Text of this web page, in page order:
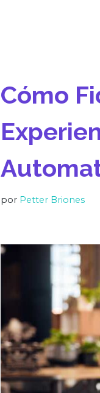
Cómo
por Petter Briones